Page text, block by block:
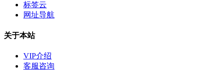
标签云
网址导航
关于本站
VIP介绍
客服咨询